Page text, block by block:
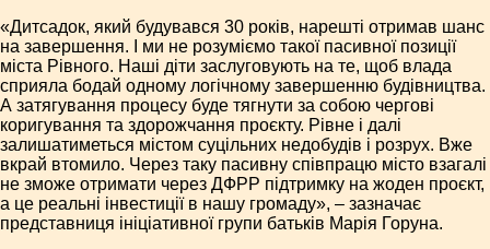
«Дитсадок, який будувався 30 років, нарешті отримав шанс
на завершення. І ми не розуміємо такої пасивної позиції
міста Рівного. Наші діти заслуговують на те, щоб влада
сприяла бодай одному логічному завершенню будівництва.
А затягування процесу буде тягнути за собою чергові
коригування та здорожчання проєкту. Рівне і далі
залишатиметься містом суцільних недобудів і розрух. Вже
вкрай втомило. Через таку пасивну співпрацю місто взагалі
не зможе отримати через ДФРР підтримку на жоден проєкт,
а це реальні інвестиції в нашу громаду», – зазначає
представниця ініціативної групи батьків Марія Горуна.